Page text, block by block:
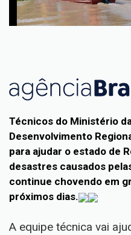
Técnicos do Ministério
Desenvolvimento
para ajudar o estado de
desastres causados
continue chovendo em
próximos dias.
A equipe técnica vai